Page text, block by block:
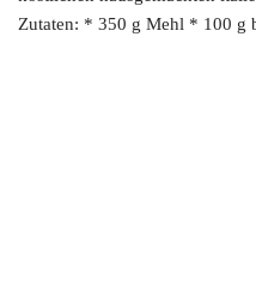
Zutaten: * 350 g Mehl * 100 g